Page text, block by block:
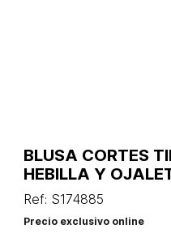
BLUSA CORTES
HEBILLA Y
Ref: S174885
Precio exclusivo online